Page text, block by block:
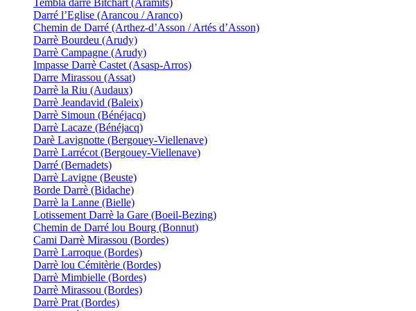
Darré l’Eglise (Arancou / Aranco)
Chemin de Darré (Arthez-d’Asson / Artés d’Asson)
Darrè Bourdeu (Arudy)
Darrè Campagne (Arudy)
Impasse Darrè Castet (Asasp-Arros)
Darre Mirassou (Assat)
Darrè la Riu (Audaux)
Darrè Jeandavid (Baleix)
Darrè Simoun (Bénéjacq)
Darrè Lacaze (Bénéjacq)
Darè Lavignotte (Bergouey-Viellenave)
Darrè Larrécot (Bergouey-Viellenave)
Darré (Bernadets)
Darrè Lavigne (Beuste)
Borde Darrè (Bidache)
Darrè la Lanne (Bielle)
Lotissement Darrè la Gare (Boeil-Bezing)
Chemin de Darré lou Bourg (Bonnut)
Cami Darrè Mirassou (Bordes)
Darrè Larroque (Bordes)
Darrè lou Cémitèrie (Bordes)
Darrè Mimbielle (Bordes)
Darrè Mirassou (Bordes)
Darrè Prat (Bordes)